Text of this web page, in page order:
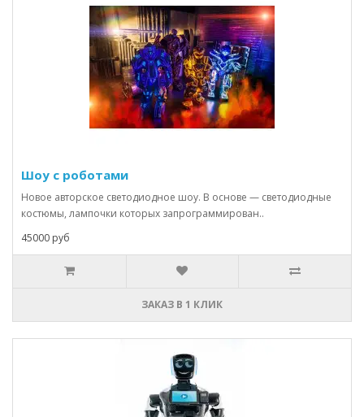
Шоу с роботами
Новое авторское светодиодное шоу. В основе — светодиодные
костюмы, лампочки которых запрограммирован..
45000 руб
ЗАКАЗ В 1 КЛИК